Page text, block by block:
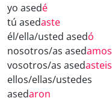
yo asedé
tú asedaste
él/ella/usted asedó
nosotros/as asedamos
vosotros/as asedasteis
ellos/ellas/ustedes
asedaron